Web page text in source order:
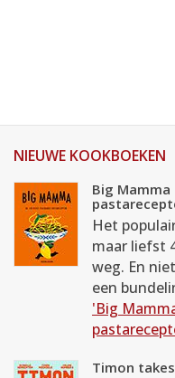
NIEUWE KOOKBOEKEN
Big
Het
maar liefst
weg. En
een
'Big
Timon